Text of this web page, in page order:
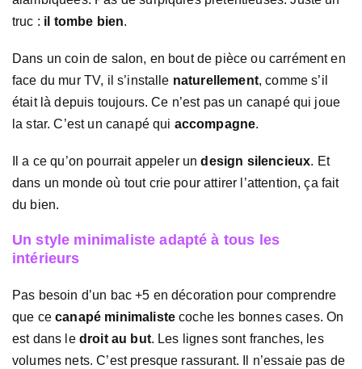
truc : il tombe bien.
Dans un coin de salon, en bout de pièce ou carrément en
face du mur TV, il s’installe naturellement, comme s’il
était là depuis toujours. Ce n’est pas un canapé qui joue
la star. C’est un canapé qui accompagne.
Il a ce qu’on pourrait appeler undesign silencieux. Et
dans un monde où tout crie pour attirer l’attention, ça fait
du bien.
Un style minimaliste adapté à tous les
intérieurs
Pas besoin d’un bac +5 en décoration pour comprendre
que cecanapé minimaliste coche les bonnes cases. On
est dans le droit au but. Les lignes sont franches, les
volumes nets. C’est presque rassurant. Il n’essaie pas de